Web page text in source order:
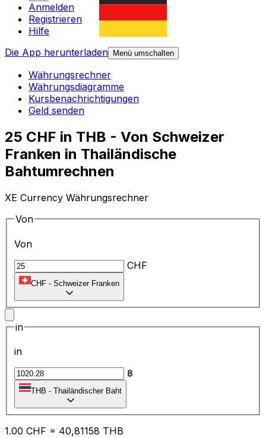
Anmelden
Registrieren
Hilfe
Die App herunterladen
Menü umschalten
Währungsrechner
Währungsdiagramme
Kursbenachrichtigungen
Geld senden
25 CHF in THB - Von Schweizer
Franken in Thailändische
Bahtumrechnen
XE Currency Währungsrechner
Von
Von
CHF
CHF - Schweizer Franken
in
in
฿
THB - Thailändischer Baht
1.00 CHF = 40,81158 THB